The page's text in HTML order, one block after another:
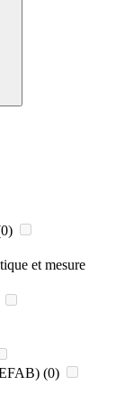
et mesure
(0)